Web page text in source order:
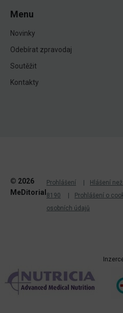
Menu
Novinky
Odebírat zpravodaj
Soutěžit
Kontakty
© 2026
MeDitorial
Prohlášení Hlášení
8190
Prohlášení o
osobních údajů